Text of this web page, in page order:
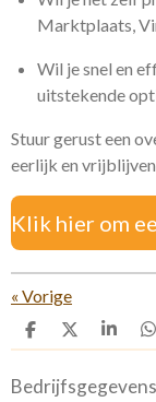
Marktplaats,
Wil je snel en
uitstekende
Stuur gerust een
eerlijk en
Klik hier om
« Vorige
D
e
e
D
e
l
S
h
r
D
e
e
Bedrijfsgegevens